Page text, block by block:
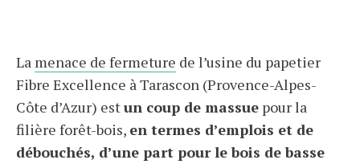
La menace de fermeture de l’usine du papetier
Fibre Excellence à Tarascon (Provence-Alpes-
Côte d’Azur) estun coup de massue pour la
filière forêt-bois, en termes d’emplois et de
débouchés, d’une part pour le bois de basse